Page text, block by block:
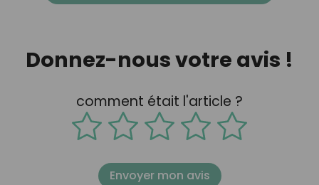
Donnez-nous votre avis !
comment était l'article ?
Envoyer mon avis